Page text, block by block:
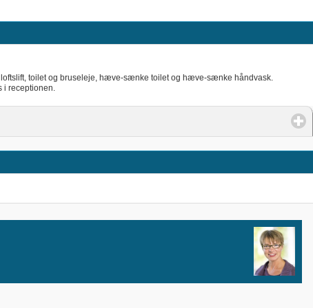
toilet og bruseleje, hæve-sænke toilet og hæve-sænke håndvask.
i receptionen.